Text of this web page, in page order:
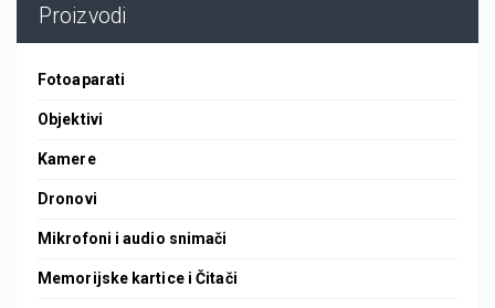
Proizvodi
Fotoaparati
Objektivi
Kamere
Dronovi
Mikrofoni i audio snimači
Memorijske kartice i Čitači